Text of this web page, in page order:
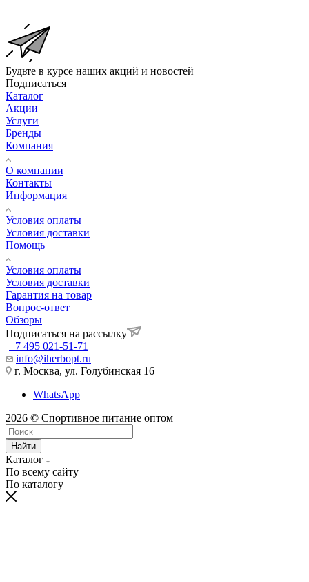
Будьте в курсе наших акций и новостей
Подписаться
Каталог
Акции
Услуги
Бренды
Компания
О компании
Контакты
Информация
Условия оплаты
Условия доставки
Помощь
Условия оплаты
Условия доставки
Гарантия на товар
Вопрос-ответ
Обзоры
Подписаться на рассылку
+7 495 021-51-71
info@iherbopt.ru
г. Москва, ул. Голубинская 16
WhatsApp
2026 © Спортивное питание оптом
Найти
Каталог
По всему сайту
По каталогу